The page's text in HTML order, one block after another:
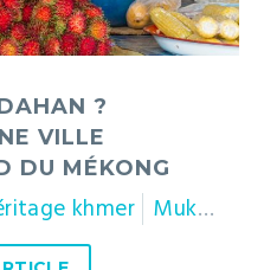
?
VILLE
DU MÉKONG
khmer Mukdahan